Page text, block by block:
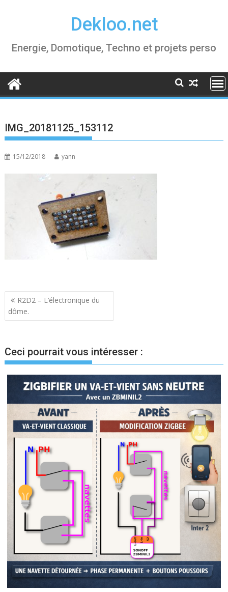
Dekloo.net
Energie, Domotique, Techno et projets perso
IMG_20181125_153112
15/12/2018 yann
Navigation
de
R2D2 – L’électronique du
dôme.
Ceci pourrait vous intéresser :